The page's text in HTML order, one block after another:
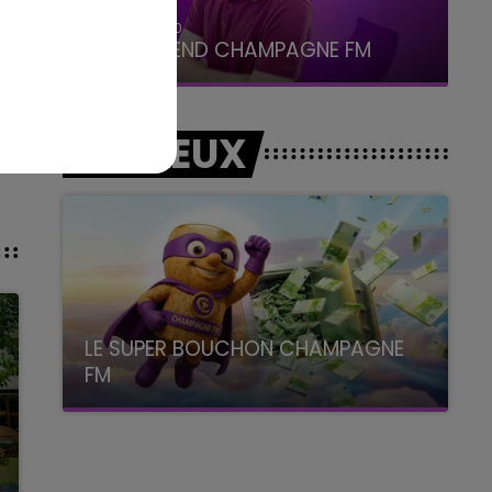
16h00 - 20h00
LE WEEK-END CHAMPAGNE FM
LES JEUX
LE SUPER BOUCHON CHAMPAGNE
FM
avec La Famille Champagne FM, à 8H10